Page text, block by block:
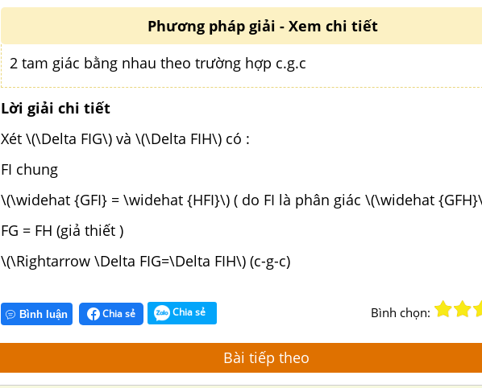
Phương pháp giải - Xem chi tiết
2 tam giác bằng nhau theo trường hợp c.g.c
Lời giải chi tiết
Xét \(\Delta FIG\) và \(\Delta FIH\) có :
FI chung
\(\widehat {GFI} = \widehat {HFI}\) ( do FI là phân giác \(\widehat
FG = FH (giả thiết )
\(\Rightarrow \Delta FIG=\Delta FIH\) (c-g-c)
Bình luận Chia sẻ Chia sẻ Bình chọn:
Bài tiếp theo